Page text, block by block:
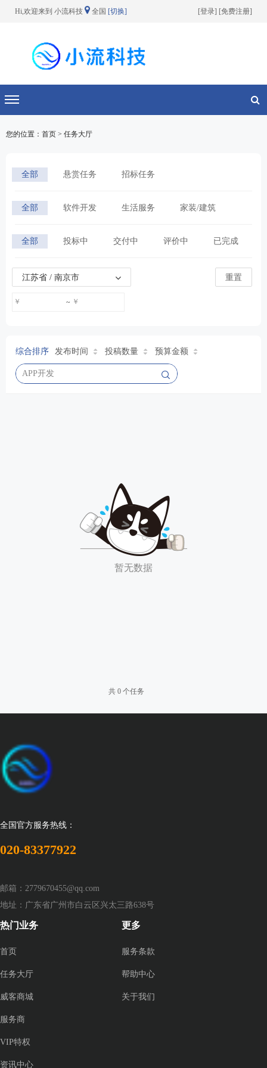
Hi,欢迎来到 小流科技 全国 [切换] [登录] [免费注册]
切换导航
您的位置：首页 > 任务大厅
全部 悬赏任务 招标任务
全部 软件开发 生活服务 家装/建筑
全部
投标中 交付中 评价中 已完成
江苏省 / 南京市
￥ ￥
~
重置
综合排序 发布时间 投稿数量 预算金额
暂无数据
共 0 个任务
全国官方服务热线：
020-83377922
邮箱：2779670455@qq.com
地址：广东省广州市白云区兴太三路638号
热门业务
首页
任务大厅
威客商城
服务商
VIP特权
资讯中心
更多
服务条款
帮助中心
关于我们